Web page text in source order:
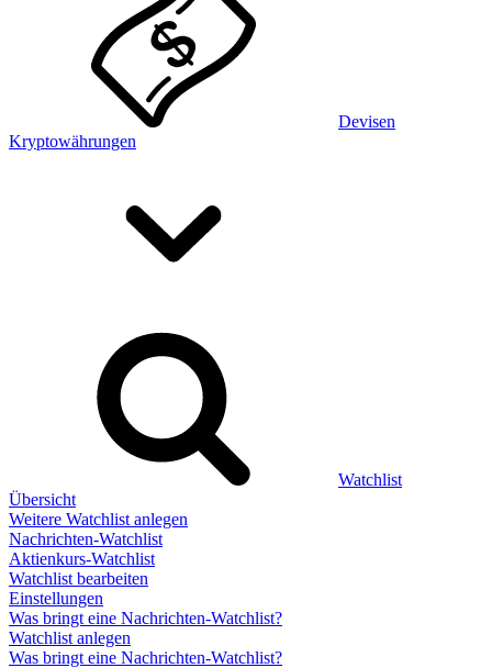
Devisen
Kryptowährungen
Watchlist
Übersicht
Weitere Watchlist anlegen
Nachrichten-Watchlist
Aktienkurs-Watchlist
Watchlist bearbeiten
Einstellungen
Was bringt eine Nachrichten-Watchlist?
Watchlist anlegen
Was bringt eine Nachrichten-Watchlist?